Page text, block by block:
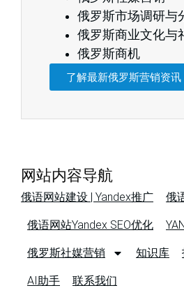
俄罗斯市场调研与
俄罗斯商业文化与
俄罗斯商机
了解最新俄罗斯营销资讯
网站内容导航
俄语网站建设 | Yandex推广 俄
俄语网站Yandex SEO优化
俄罗斯社媒营销 知识库
AI助手 联系我们